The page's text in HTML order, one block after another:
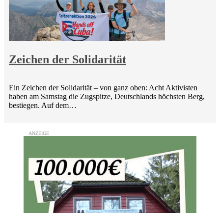
Zeichen der Solidarität
Ein Zeichen der Solidarität – von ganz oben: Acht Aktivisten
haben am Samstag die Zugspitze, Deutschlands höchsten Berg,
bestiegen. Auf dem…